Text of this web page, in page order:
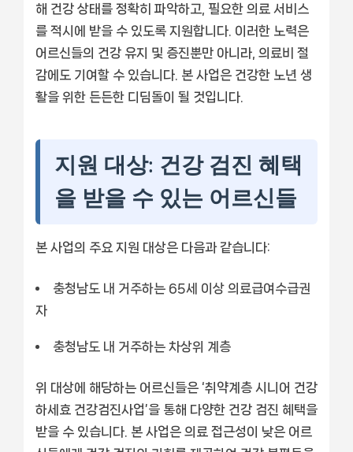
해 건강 상태를 정확히 파악하고, 필요한 의료 서비스
를 적시에 받을 수 있도록 지원합니다. 이러한 노력은
어르신들의 건강 유지 및 증진뿐만 아니라, 의료비 절
감에도 기여할 수 있습니다. 본 사업은 건강한 노년 생
활을 위한 든든한 디딤돌이 될 것입니다.
지원 대상: 건강 검진 혜택
을 받을 수 있는 어르신들
본 사업의 주요 지원 대상은 다음과 같습니다:
충청남도 내 거주하는 65세 이상 의료급여수급권
자
충청남도 내 거주하는 차상위 계층
위 대상에 해당하는 어르신들은 ‘취약계층 시니어 건강
하세효 건강검진사업’을 통해 다양한 건강 검진 혜택을
받을 수 있습니다. 본 사업은 의료 접근성이 낮은 어르